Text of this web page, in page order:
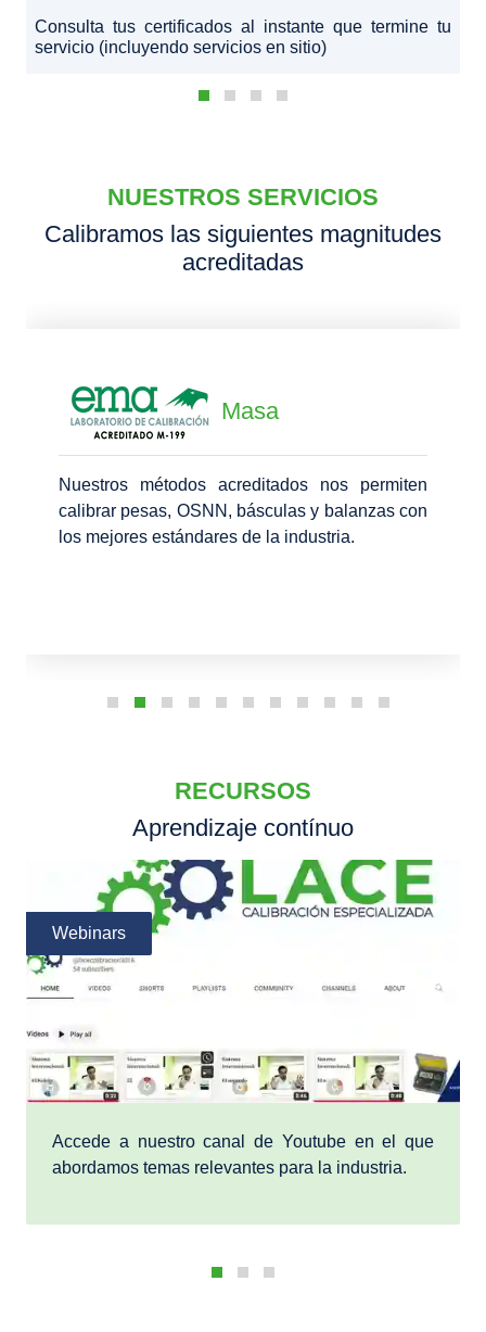
Consulta tus certificados al instante que termine tu
servicio (incluyendo servicios en sitio)
NUESTROS SERVICIOS
Calibramos las siguientes magnitudes
acreditadas
Masa
Nuestros métodos acreditados nos permiten
calibrar pesas, OSNN, básculas y balanzas con
los mejores estándares de la industria.
RECURSOS
Aprendizaje contínuo
Webinars
Accede a nuestro canal de Youtube en el que
abordamos temas relevantes para la industria.